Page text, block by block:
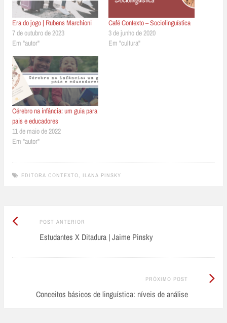
Era do jogo | Rubens Marchioni
7 de outubro de 2023
Em "autor"
Café Contexto – Sociolinguística
3 de junho de 2020
Em "cultura"
Cérebro na infância: um guia para
pais e educadores
11 de maio de 2022
Em "autor"
EDITORA CONTEXTO, ILANA PINSKY
Post
navigation
POST ANTERIOR
Anterior:
Estudantes X Ditadura | Jaime Pinsky
PRÓXIMO POST
Conceitos básicos de linguística: níveis de análise
Próximo